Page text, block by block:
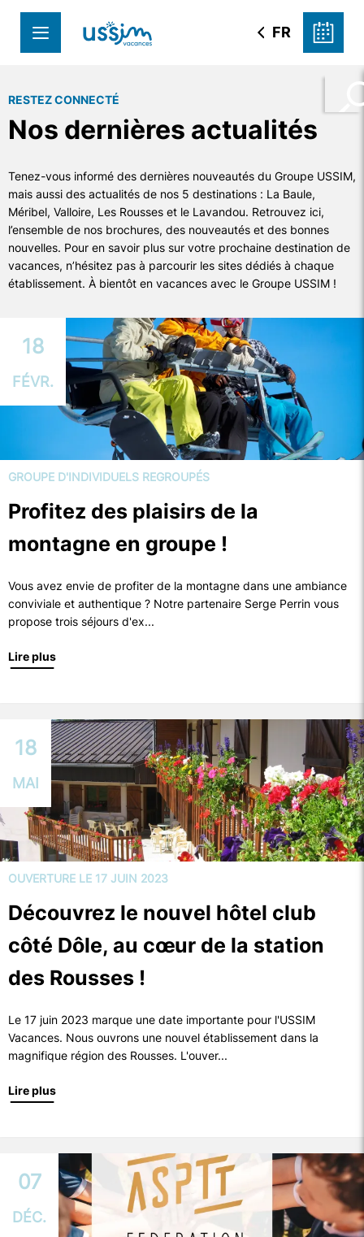
FR
RESTEZ CONNECTÉ
Nos dernières actualités
Tenez-vous informé des dernières nouveautés du Groupe USSIM,
mais aussi des actualités de nos 5 destinations : La Baule,
Méribel, Valloire, Les Rousses et le Lavandou. Retrouvez ici,
l’ensemble de nos brochures, des nouveautés et des bonnes
nouvelles. Pour en savoir plus sur votre prochaine destination de
vacances, n’hésitez pas à parcourir les sites dédiés à chaque
établissement. À bientôt en vacances avec le Groupe USSIM !
18
FÉVR.
GROUPE D'INDIVIDUELS REGROUPÉS
Profitez des plaisirs de la
montagne en groupe !
Vous avez envie de profiter de la montagne dans une ambiance
conviviale et authentique ? Notre partenaire Serge Perrin vous
propose trois séjours d'ex...
Lire plus
18
MAI
OUVERTURE LE 17 JUIN 2023
Découvrez le nouvel hôtel club
côté Dôle, au cœur de la station
des Rousses !
Le 17 juin 2023 marque une date importante pour l'USSIM
Vacances. Nous ouvrons une nouvel établissement dans la
magnifique région des Rousses. L'ouver...
Lire plus
07
DÉC.